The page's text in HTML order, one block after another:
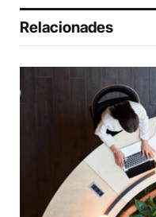
Relacionades